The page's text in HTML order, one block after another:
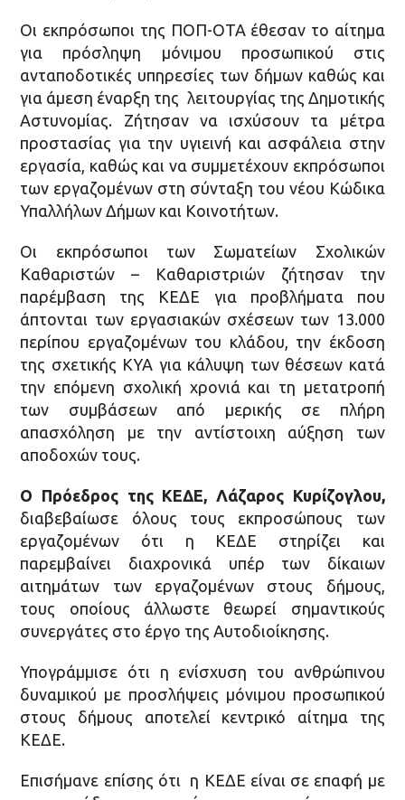
Οι εκπρόσωποι της ΠΟΠ-ΟΤΑ έθεσαν το αίτημα
για πρόσληψη μόνιμου προσωπικού στις
ανταποδοτικές υπηρεσίες των δήμων καθώς και
για άμεση έναρξη της λειτουργίας της Δημοτικής
Αστυνομίας. Ζήτησαν να ισχύσουν τα μέτρα
προστασίας για την υγιεινή και ασφάλεια στην
εργασία, καθώς και να συμμετέχουν εκπρόσωποι
των εργαζομένων στη σύνταξη του νέου Κώδικα
Υπαλλήλων Δήμων και Κοινοτήτων.
Οι εκπρόσωποι των Σωματείων Σχολικών
Καθαριστών – Καθαριστριών ζήτησαν την
παρέμβαση της ΚΕΔΕ για προβλήματα που
άπτονται των εργασιακών σχέσεων των 13.000
περίπου εργαζομένων του κλάδου, την έκδοση
της σχετικής ΚΥΑ για κάλυψη των θέσεων κατά
την επόμενη σχολική χρονιά και τη μετατροπή
των συμβάσεων από μερικής σε πλήρη
απασχόληση με την αντίστοιχη αύξηση των
αποδοχών τους.
Ο Πρόεδρος της ΚΕΔΕ, Λάζαρος Κυρίζογλου,
διαβεβαίωσε όλους τους εκπροσώπους των
εργαζομένων ότι η ΚΕΔΕ στηρίζει και
παρεμβαίνει διαχρονικά υπέρ των δίκαιων
αιτημάτων των εργαζομένων στους δήμους,
τους οποίους άλλωστε θεωρεί σημαντικούς
συνεργάτες στο έργο της Αυτοδιοίκησης.
Υπογράμμισε ότι η ενίσχυση του ανθρώπινου
δυναμικού με προσλήψεις μόνιμου προσωπικού
στους δήμους αποτελεί κεντρικό αίτημα της
ΚΕΔΕ.
Επισήμανε επίσης ότι η ΚΕΔΕ είναι σε επαφή με